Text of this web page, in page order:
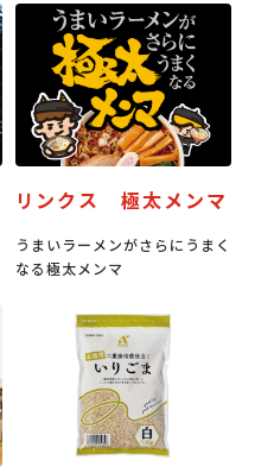
リンクス 極太メンマ
うまいラーメンがさらにうまく
なる極太メンマ